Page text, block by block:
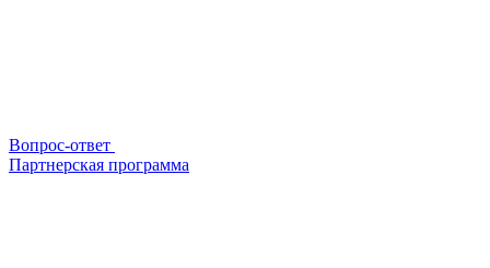
Вопрос-ответ
Партнерская программа